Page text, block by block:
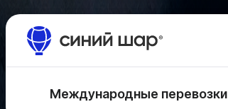
Международные перевозки